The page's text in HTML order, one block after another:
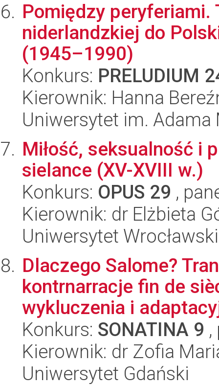
Pomiędzy peryferiami.
niderlandzkiej do
(1945–1990)
Konkurs: PRELUDIUM
Kierownik: Hanna
Uniwersytet im.
Miłość, seksualność i
sielance (XV-XVIII w.)
Konkurs: OPUS 29 ,
Kierownik: dr Elżbieta
Uniwersytet Wrocławski
Dlaczego Salome?
kontrnarracje fin de
wykluczenia i
Konkurs: SONATINA 9
Kierownik: dr Zofia
Uniwersytet Gdański